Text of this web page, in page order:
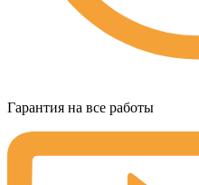
Гарантия на все работы